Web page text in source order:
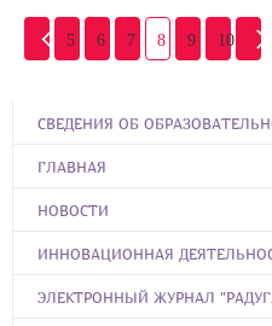
5 6 7 8 9 10
СВЕДЕНИЯ ОБ
ГЛАВНАЯ
НОВОСТИ
ИННОВАЦИОННАЯ
ЭЛЕКТРОННЫЙ ЖУРНАЛ